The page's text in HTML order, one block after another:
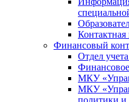
Финансовый
Отдел
МКУ
МКУ